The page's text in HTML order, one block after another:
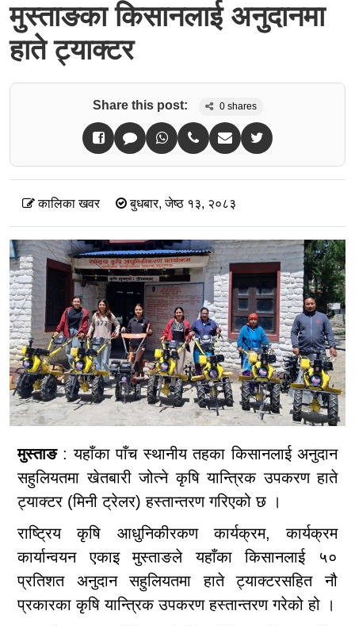
मुस्ताङका किसानलाई अनुदानमा
हाते ट्याक्टर
Share this post: 0 shares
कालिका खवर बुधबार, जेष्ठ १३, २०८३
मुस्ताङ: यहाँका पाँच स्थानीय तहका किसानलाई अनुदान
सहुलियतमा खेतबारी जोत्ने कृषि यान्त्रिक उपकरण हाते
ट्याक्टर (मिनी ट्रेलर) हस्तान्तरण गरिएको छ ।
राष्ट्रिय कृषि आधुनिकीरकण कार्यक्रम, कार्यक्रम
कार्यान्वयन एकाइ मुस्ताङले यहाँका किसानलाई ५०
प्रतिशत अनुदान सहुलियतमा हाते ट्याक्टरसहित नौ
प्रकारका कृषि यान्त्रिक उपकरण हस्तान्तरण गरेको हो ।